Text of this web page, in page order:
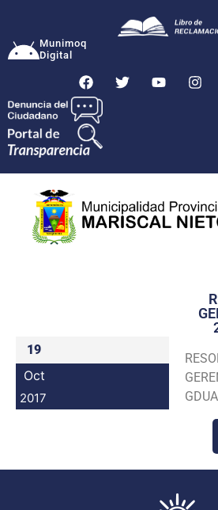
Munimoq
Digital
19
Oct
2017